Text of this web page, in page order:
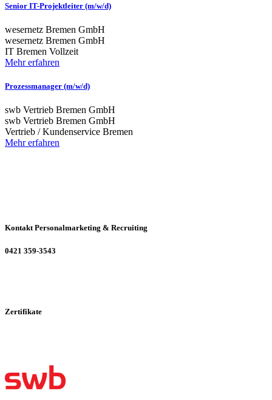
Senior IT-Projektleiter (m/w/d)
wesernetz Bremen GmbH
wesernetz Bremen GmbH
IT Bremen Vollzeit
Mehr erfahren
Prozessmanager (m/w/d)
swb Vertrieb Bremen GmbH
swb Vertrieb Bremen GmbH
Vertrieb / Kundenservice Bremen
Mehr erfahren
Kontakt Personalmarketing & Recruiting
0421 359-3543
Zertifikate